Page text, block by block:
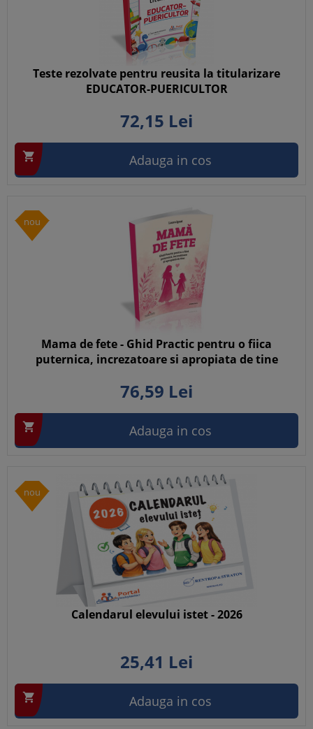
Teste rezolvate pentru reusita la titularizare
EDUCATOR-PUERICULTOR
72,15 Lei
 Adauga in cos
nou
Mama de fete - Ghid Practic pentru o fiica
puternica, increzatoare si apropiata de tine
76,59 Lei
 Adauga in cos
nou
Calendarul elevului istet - 2026
25,41 Lei
 Adauga in cos